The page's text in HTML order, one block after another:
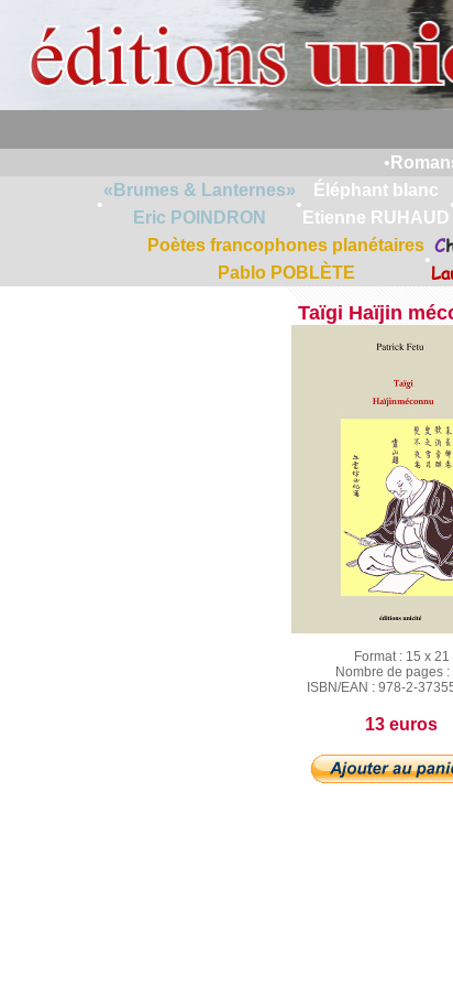
•
•
«Brumes & Lanternes»
Eric POINDRON
•
Éléphant blanc
Etienne RUHAUD
Poètes francophones planétaires
Pablo POBLÈTE
•
C
Taïgi Haïjin
Format : 15 x 21
Nombre de pages :
ISBN/EAN : 978-2-
13 euros